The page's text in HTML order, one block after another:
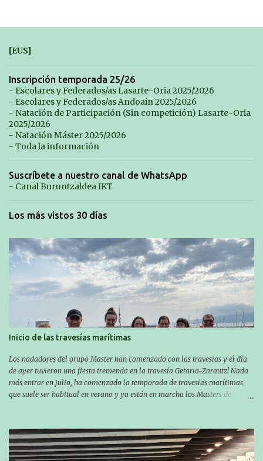
[EUS]
Inscripción temporada 25/26
- Escolares y Federados/as Lasarte-Oria 2025/2026
- Escolares y Federados/as Andoain 2025/2026
- Natación de Participación (Sin competición) Lasarte-Oria
2025/2026
- Natación Máster 2025/2026
- Toda la información
Suscríbete a nuestro canal de WhatsApp
- Canal Buruntzaldea IKT
Los más vistos 30 días
Inicio de las travesías marítimas
Los nadadores del grupo Master han comenzado con las travesías y el día
de ayer tuvieron una fiesta tremenda en la travesía Getaria-Zarautz! Nada
más entrar en julio, ha comenzado la temporada de travesías marítimas
que suele ser habitual en verano y ya están en marcha los Masters de
próxima cita. Para empezar, el 13 de julio, Manu Santos participó en la
XXXVIII. Travesía a nado de Ondarroa y recorrió una distancia de 1600
metros en 28 minutos y 30 segundos. Al día siguiente, Manu Santos y su